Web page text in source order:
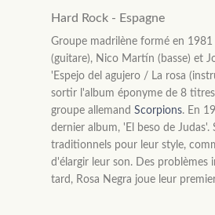
Hard Rock - Espagne
Groupe madrilène formé en
(guitare), Nico Martín (basse) et
'Espejo del agujero / La rosa
sortir l'album éponyme de 8
groupe allemand Scorpions. En
dernier album, 'El beso de
traditionnels pour leur style,
d'élargir leur son. Des
tard, Rosa Negra joue leur